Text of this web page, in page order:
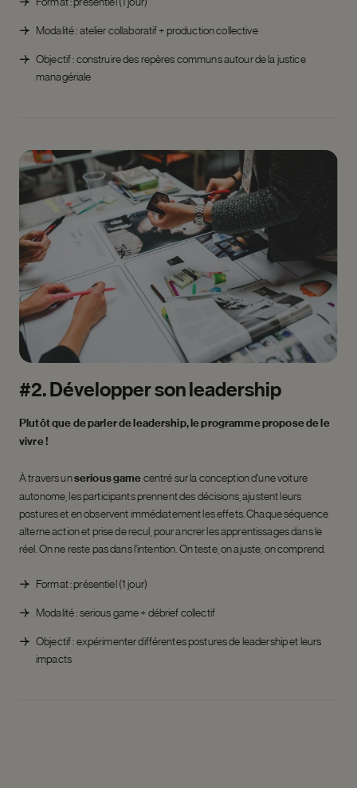
Modalité : atelier collaboratif + production collective
Objectif : construire des repères communs autour de la justice
managériale
#2.Développersonleadership
Plutôt que de parler de leadership, le programme propose de le
vivre !
À travers unserious gamecentré sur la conception d’une voiture
autonome, les participants prennent des décisions, ajustent leurs
postures et en observent immédiatement les effets. Chaque séquence
alterne action et prise de recul, pour ancrer les apprentissages dans le
réel. On ne reste pas dans l’intention. On teste, on ajuste, on comprend.
Format : présentiel (1 jour)
Modalité : serious game + débrief collectif
Objectif : expérimenter différentes postures de leadership et leurs
impacts